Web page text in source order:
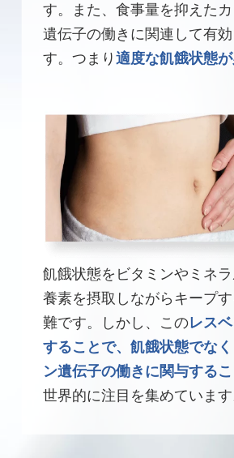
す。また、食事量を抑えた
遺伝子の働きに関連して有
す。つまり適度な飢餓状態
飢餓状態をビタミンやミネ
養素を摂取しながらキープ
難です。しかし、このレス
することで、飢餓状態でな
ン遺伝子の働きに関与する
世界的に注目を集めています